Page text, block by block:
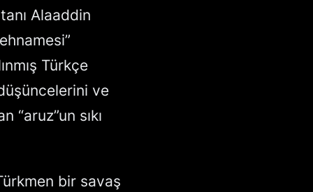
Alaaddin
Türkçe
ve
sıkı
bir savaş